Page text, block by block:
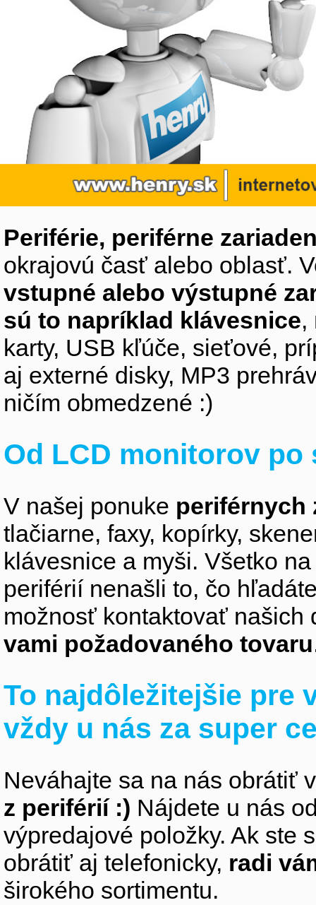
Periférie, periférne
okrajovú časť alebo oblasť.
vstupné alebo výstupné
sú to napríklad klávesnice,
karty, USB kľúče, sieťové,
aj externé disky, MP3
ničím obmedzené :)
Od LCD monitorov
V našej ponuke periférnych
tlačiarne, faxy, kopírky,
klávesnice a myši. Všetko
periférií nenašli to, čo
možnosť kontaktovať
vami požadovaného tovaru
To najdôležitejšie pre
vždy u nás za super
Neváhajte sa na nás obrátiť
z periférií :) Nájdete u nás
výpredajové položky. Ak ste
obrátiť aj telefonicky, radi
širokého sortimentu.